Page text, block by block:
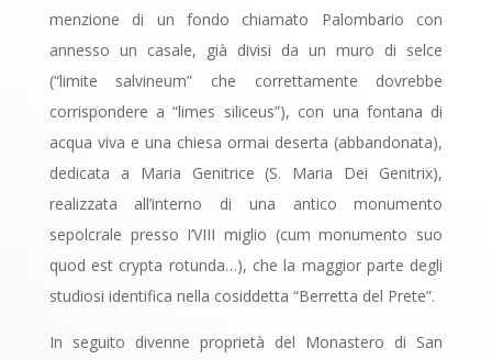
menzione di un fondo chiamato Palombario con
annesso un casale, già divisi da un muro di selce
(“limite salvineum” che correttamente dovrebbe
corrispondere a “limes siliceus”), con una fontana di
acqua viva e una chiesa ormai deserta (abbandonata),
dedicata a Maria Genitrice (S. Maria Dei Genitrix),
realizzata all’interno di una antico monumento
sepolcrale presso I’VIII miglio (cum monumento suo
quod est crypta rotunda…), che la maggior parte degli
studiosi identifica nella cosiddetta “Berretta del Prete”.
In seguito divenne proprietà del Monastero di San